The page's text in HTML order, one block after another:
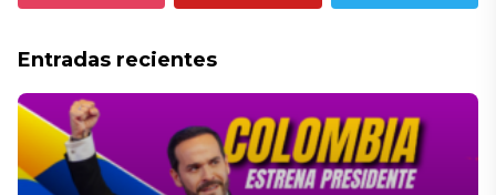
Entradas recientes